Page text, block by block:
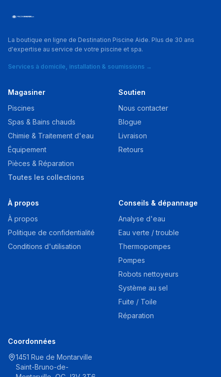
La boutique en ligne de Destination Piscine Aide. Plus de 30 ans
d'expertise au service de votre piscine et spa.
Services à domicile, installation & soumissions →
Magasiner
Piscines
Spas & Bains chauds
Chimie & Traitement d'eau
Équipement
Pièces & Réparation
Toutes les collections
Soutien
Nous contacter
Blogue
Livraison
Retours
À propos
À propos
Politique de confidentialité
Conditions d'utilisation
Conseils & dépannage
Analyse d'eau
Eau verte / trouble
Thermopompes
Pompes
Robots nettoyeurs
Système au sel
Fuite / Toile
Réparation
Coordonnées
1451 Rue de Montarville
Saint-Bruno-de-